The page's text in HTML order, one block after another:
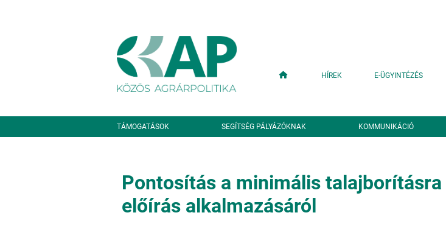
Fő navigáció
HÍREK E-ÜGYINTÉZÉS
Másodlagos navigáció
TÁMOGATÁSOK SEGÍTSÉG PÁLYÁZÓKNAK KOMMUNIKÁCIÓ
Pontosítás a minimális
előírás alkalmazásáról